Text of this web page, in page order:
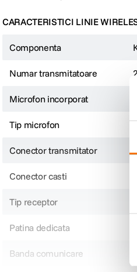
CARACTERISTICI LINIE
Componenta
Numar transmitatoare 2
Microfon incorporat
Tip microfon
Conector transmitator
Conector casti
Tip receptor
Patina dedicata
Banda comunicare